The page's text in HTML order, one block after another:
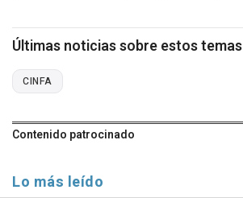
Últimas noticias sobre estos temas
CINFA
Contenido patrocinado
Lo más leído